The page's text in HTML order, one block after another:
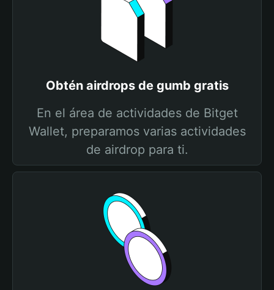
Obtén airdrops de gumb gratis
En el área de actividades de Bitget
Wallet, preparamos varias actividades
de airdrop para ti.